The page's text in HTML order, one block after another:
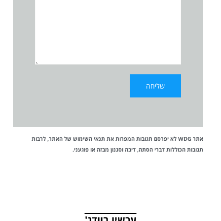
אתר WDG לא יפרסם תגובות המפרות את תנאי השימוש של האתר, לרבות
תגובות הכוללות דברי הסתה, דיבה וסגנון מבזה או פוגעני.